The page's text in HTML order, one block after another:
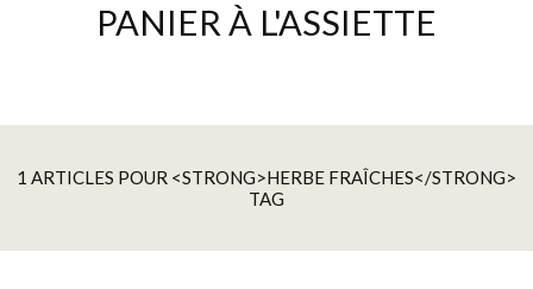
PANIER À L'ASSIETTE
1 ARTICLES POUR <STRONG>HERBE FRAÎCHES</STRONG>
TAG